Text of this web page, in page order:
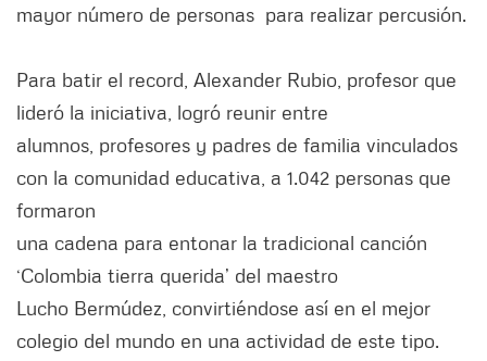
mayor número de personas para realizar percusión.
Para batir el record, Alexander Rubio, profesor que
lideró la iniciativa, logró reunir entre
alumnos, profesores y padres de familia vinculados
con la comunidad educativa, a 1.042 personas que
formaron
una cadena para entonar la tradicional canción
‘Colombia tierra querida’ del maestro
Lucho Bermúdez, convirtiéndose así en el mejor
colegio del mundo en una actividad de este tipo.